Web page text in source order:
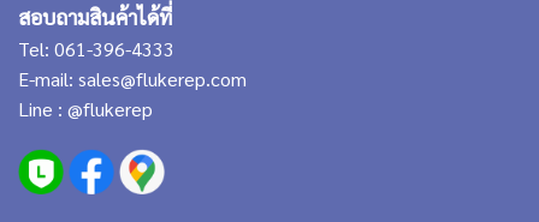
สอบถามสินค้าได้ที่
Tel: 061-396-4333
E-mail: sales@flukerep.com
Line : @flukerep